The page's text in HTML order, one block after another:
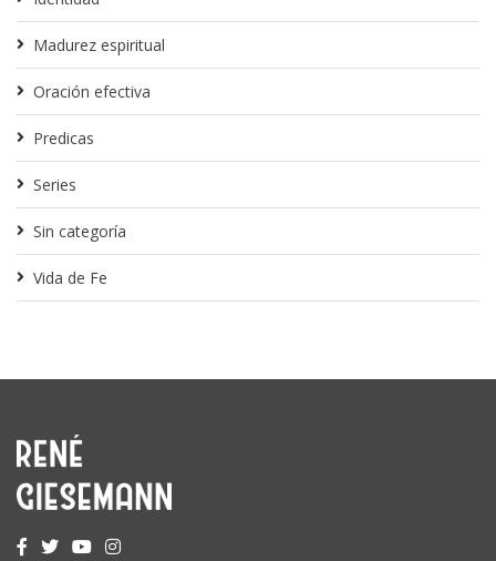
Madurez espiritual
Oración efectiva
Predicas
Series
Sin categoría
Vida de Fe